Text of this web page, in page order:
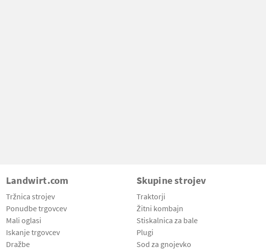
Landwirt.com
Tržnica strojev
Ponudbe trgovcev
Mali oglasi
Iskanje trgovcev
Dražbe
Skupine strojev
Traktorji
Žitni kombajn
Stiskalnica za bale
Plugi
Sod za gnojevko